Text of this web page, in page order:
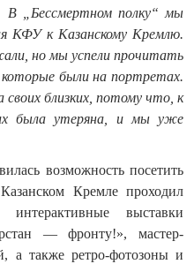
В „Бессмертном полку“ мы
КФУ к Казанскому Кремлю.
но мы успели прочитать
которые были на портретах.
близких, потому что, к
была утеряна, и мы уже
возможность посетить
Кремле проходил
выставки
— фронту!», мастер-
а также ретро-фотозоны и